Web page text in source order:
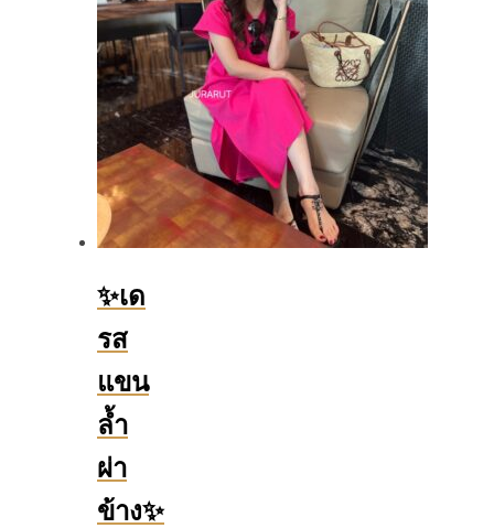
✨เด
รส
แขน
ล้ำ
ผ่า
ข้าง✨